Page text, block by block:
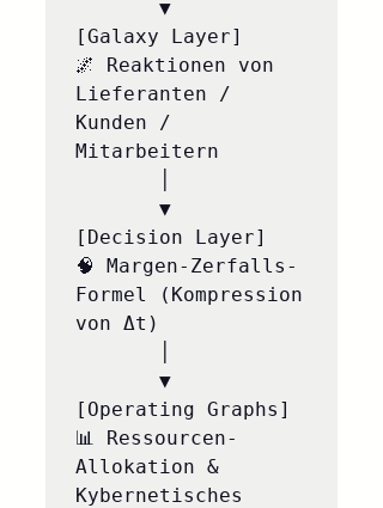
[Galaxy Layer]
🌌 Reaktionen von
Lieferanten /
Kunden /
Mitarbeitern
[Decision Layer]
🧠 Margen-Zerfalls-
Formel (Kompression
von Δt)
[Operating Graphs]
📊 Ressourcen-
Allokation &
Kybernetisches